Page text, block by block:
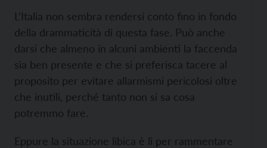
L’Italia non sembra rendersi conto fino in fondo
della drammaticità di questa fase. Può anche
darsi che almeno in alcuni ambienti la faccenda
sia ben presente e che si preferisca tacere al
proposito per evitare allarmismi pericolosi oltre
che inutili, perché tanto non si sa cosa
potremmo fare.
Eppure la situazione libica è lì per rammentare